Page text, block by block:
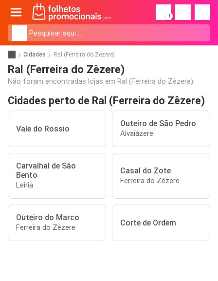
!
Cidades Ral (Ferreira do Zêzere)
Ral (Ferreira do Zêzere)
Não foram encontradas lojas em Ral (Ferreira do Zêzere).
Cidades perto de Ral (Ferreira do Zêzere)
Vale do Rossio
Outeiro de São Pedro
Alvaiázere
Carvalhal de São
Bento
Leiria
Casal do Zote
Ferreira do Zêzere
Outeiro do Marco
Ferreira do Zêzere Corte de Ordem